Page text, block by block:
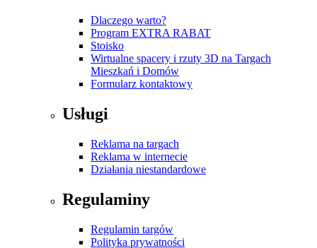
Dlaczego warto?
Program EXTRA RABAT
Stoisko
Wirtualne spacery i rzuty 3D na Targach
Mieszkań i Domów
Formularz kontaktowy
Usługi
Reklama na targach
Reklama w internecie
Działania niestandardowe
Regulaminy
Regulamin targów
Polityka prywatności